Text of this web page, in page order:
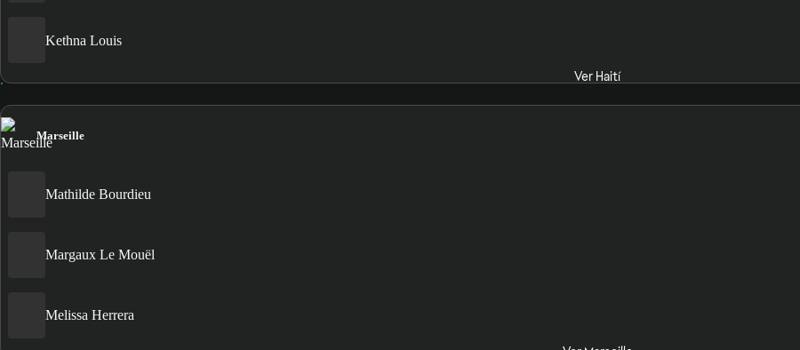
Kethna Louis
Ver Haití
Marseille
Mathilde Bourdieu
Margaux Le Mouël
Melissa Herrera